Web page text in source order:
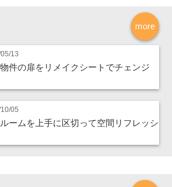
more
13
件の扉をリメイクシートでチェンジ
05
ームを上手に区切って空間リフレッシ